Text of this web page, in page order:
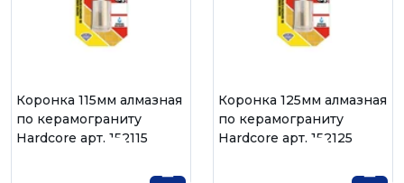
Коронка 115мм алмазная
по керамограниту
Hardcore арт. 152115
Коронка 125мм алмазная
по керамограниту
Hardcore арт. 152125